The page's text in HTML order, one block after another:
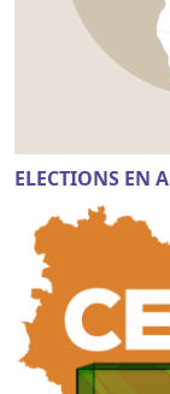
ELECTIONS EN